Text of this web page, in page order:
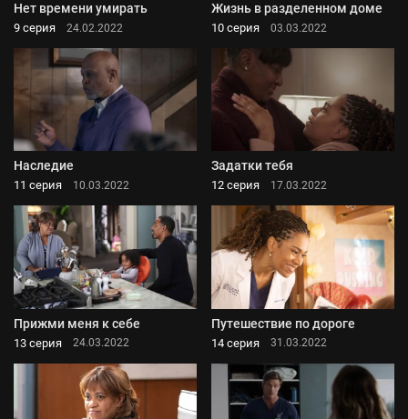
Нет времени умирать
9 серия 24.02.2022
Жизнь в разделенном доме
10 серия 03.03.2022
Наследие
11 серия 10.03.2022
Задатки тебя
12 серия 17.03.2022
Прижми меня к себе
13 серия 24.03.2022
Путешествие по дороге
14 серия 31.03.2022